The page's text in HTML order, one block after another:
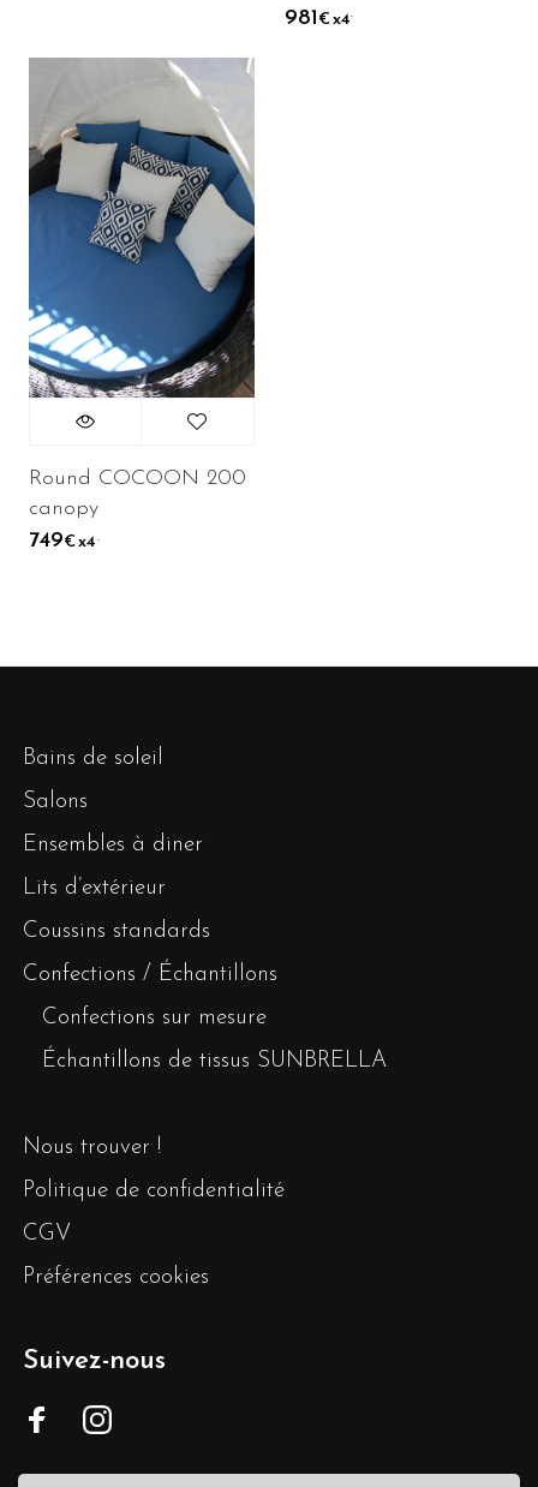
981 € x4.
Round COCOON 200
canopy
749€x4.
Bains de soleil
Salons
Ensembles à diner
Lits d’extérieur
Coussins standards
Confections / Échantillons
Confections sur mesure
Échantillons de tissus SUNBRELLA
Nous trouver !
Politique de confidentialité
CGV
Préférences cookies
Suivez-nous